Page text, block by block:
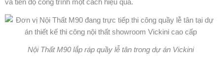
và tiến độ công trình một cách hiệu quả.
Nội Thất M90 lắp ráp quầy lễ tân trong dự án Vickini